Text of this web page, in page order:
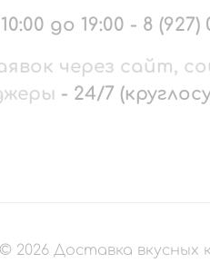
до 19:00 - 8 (927)
через сайт,
- 24/7
© 2026Доставка вкусных